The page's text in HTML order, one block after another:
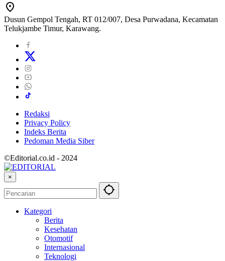
Dusun Gempol Tengah, RT 012/007, Desa Purwadana, Kecamatan
Telukjambe Timur, Karawang.
Redaksi
Privacy Policy
Indeks Berita
Pedoman Media Siber
©Editorial.co.id - 2024
×
Kategori
Berita
Kesehatan
Otomotif
Internasional
Teknologi